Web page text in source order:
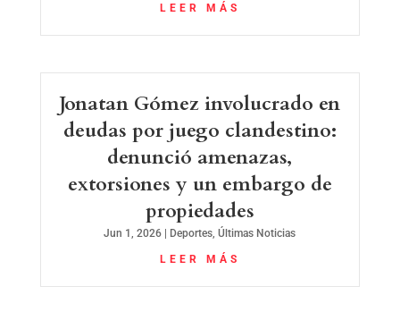
LEER MÁS
Jonatan Gómez involucrado en
deudas por juego clandestino:
denunció amenazas,
extorsiones y un embargo de
propiedades
Jun 1, 2026 Deportes,Últimas Noticias
LEER MÁS